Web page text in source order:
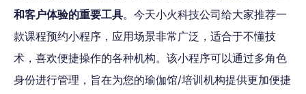
和客户体验的重要工具。今天小火科技公司给大家推荐一
款课程预约小程序，应用场景非常广泛，适合于不懂技
术，喜欢便捷操作的各种机构。该小程序可以通过多角色
身份进行管理，旨在为您的瑜伽馆/培训机构提供更加便捷